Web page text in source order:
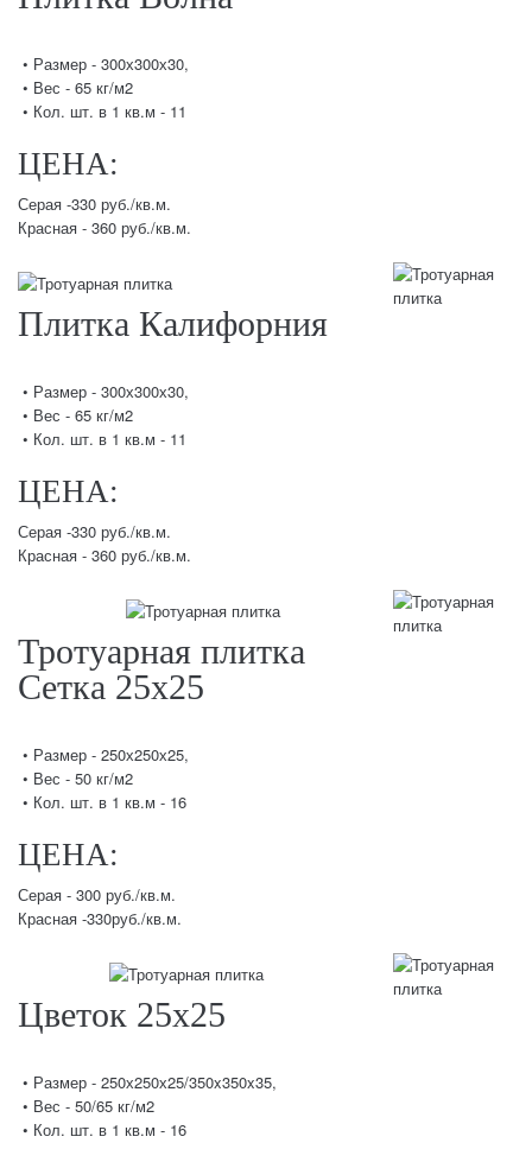
• Размер - 300х300х30,
• Вес - 65 кг/м2
• Кол. шт. в 1 кв.м - 11
ЦЕНА:
Серая -330 руб./кв.м.
Красная - 360 руб./кв.м.
Плитка Калифорния
• Размер - 300х300х30,
• Вес - 65 кг/м2
• Кол. шт. в 1 кв.м - 11
ЦЕНА:
Серая -330 руб./кв.м.
Красная - 360 руб./кв.м.
Тротуарная плитка
Сетка 25х25
• Размер - 250х250х25,
• Вес - 50 кг/м2
• Кол. шт. в 1 кв.м - 16
ЦЕНА:
Серая - 300 руб./кв.м.
Красная -330руб./кв.м.
Цветок 25х25
• Размер - 250х250х25/350x350x35,
• Вес - 50/65 кг/м2
• Кол. шт. в 1 кв.м - 16